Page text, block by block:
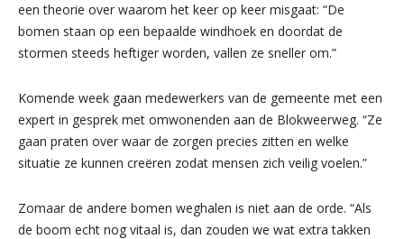
een theorie over waarom het keer op keer misgaat: “De
bomen staan op een bepaalde windhoek en doordat de
stormen steeds heftiger worden, vallen ze sneller om.”
Komende week gaan medewerkers van de gemeente met een
expert in gesprek met omwonenden aan de Blokweerweg. “Ze
gaan praten over waar de zorgen precies zitten en welke
situatie ze kunnen creëren zodat mensen zich veilig voelen.”
Zomaar de andere bomen weghalen is niet aan de orde. “Als
de boom echt nog vitaal is, dan zouden we wat extra takken